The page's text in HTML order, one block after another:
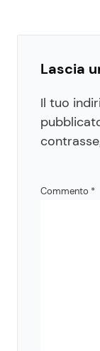
Lascia
Il tuo
Commento *